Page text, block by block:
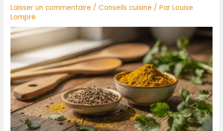
Laisser un commentaire /Conseils cuisine / ParLouise
Lompré